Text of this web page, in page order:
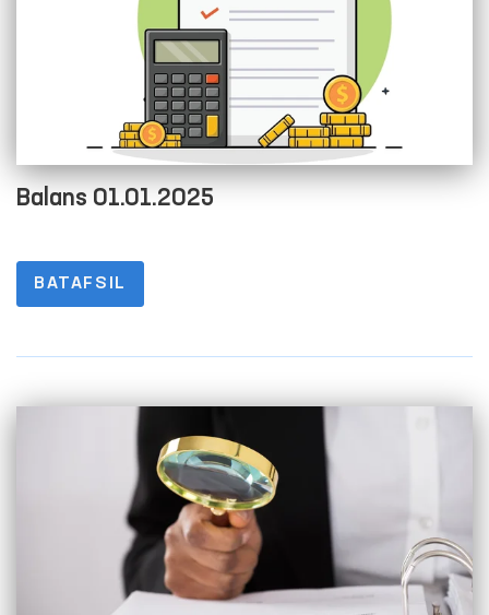
Balans 01.01.2025
BATAFSIL